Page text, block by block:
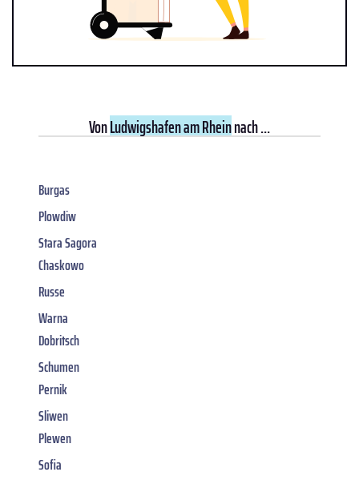
VonLudwigshafen am Rheinnach ...
Burgas
Plowdiw
Stara Sagora
Chaskowo
Russe
Warna
Dobritsch
Schumen
Pernik
Sliwen
Plewen
Sofia